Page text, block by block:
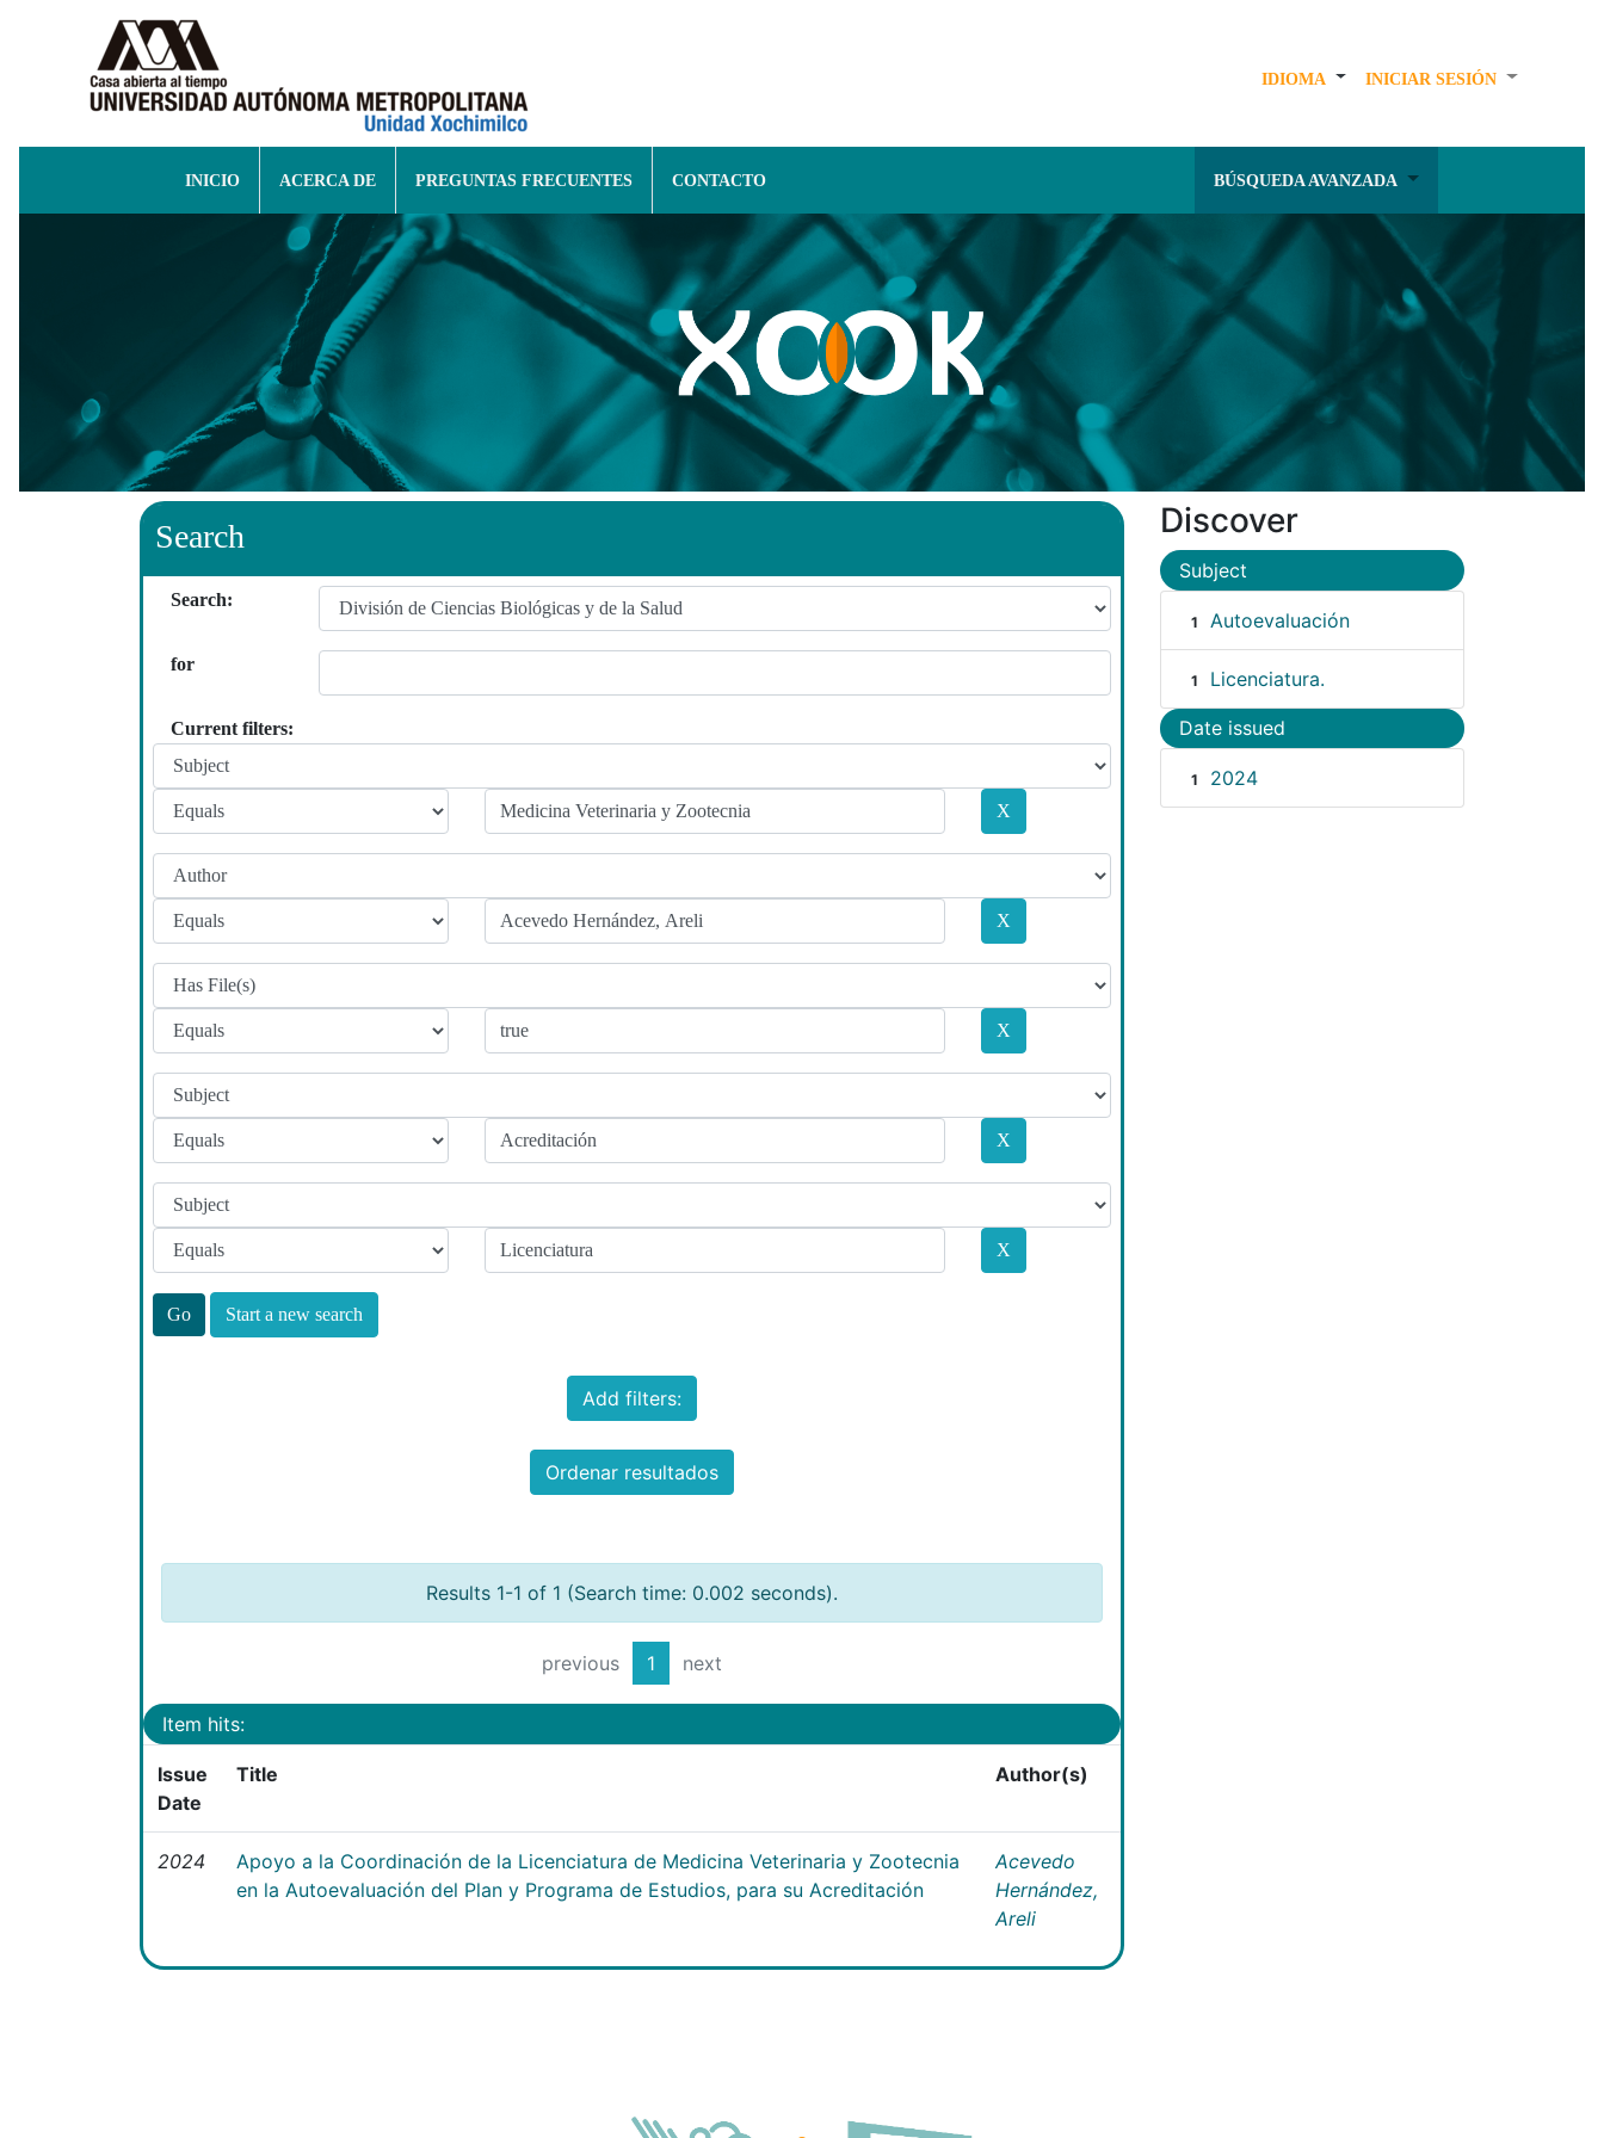
IDIOMA INICIAR SESIÓN
INICIO ACERCA DE PREGUNTAS FRECUENTES CONTACTO BÚSQUEDA AVANZADA
Search
Search:
for
Current filters:
Start a new search
Add filters:
Ordenar resultados
Results 1-1 of 1 (Search time: 0.002 seconds).
previous 1 next
Item hits:
Issue
Date
Title Author(s)
2024
Apoyo a la Coordinación de la Licenciatura de Medicina Veterinaria y Zootecnia
en la Autoevaluación del Plan y Programa de Estudios, para su Acreditación
Acevedo
Hernández,
Areli
Discover
Subject
1 Autoevaluación
1 Licenciatura.
Date issued
1 2024